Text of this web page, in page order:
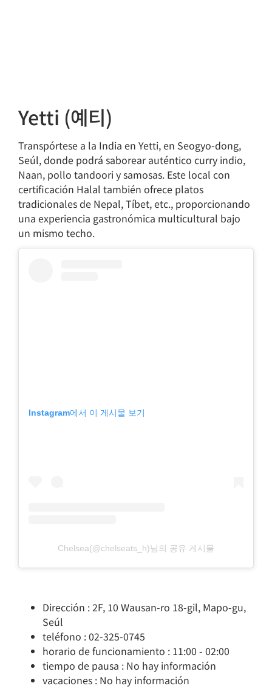
Yetti (예티)
Transpórtese a la India en Yetti, en Seogyo-dong,
Seúl, donde podrá saborear auténtico curry indio,
Naan, pollo tandoori y samosas. Este local con
certificación Halal también ofrece platos
tradicionales de Nepal, Tíbet, etc., proporcionando
una experiencia gastronómica multicultural bajo
un mismo techo.
Instagram에서 이 게시물 보기
Chelsea(@chelseats_h)님의 공유 게시물
Dirección : 2F, 10 Wausan-ro 18-gil, Mapo-gu,
Seúl
teléfono : 02-325-0745
horario de funcionamiento : 11:00 - 02:00
tiempo de pausa : No hay información
vacaciones : No hay información